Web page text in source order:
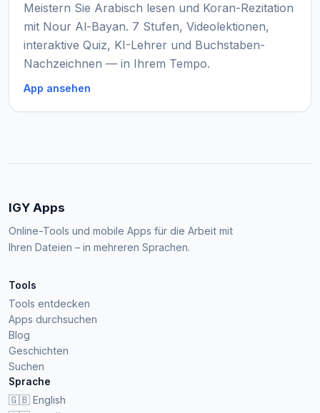
Meistern Sie Arabisch lesen und Koran-Rezitation
mit Nour Al-Bayan. 7 Stufen, Videolektionen,
interaktive Quiz, KI-Lehrer und Buchstaben-
Nachzeichnen — in Ihrem Tempo.
App ansehen
IGY Apps
Online-Tools und mobile Apps für die Arbeit mit
Ihren Dateien – in mehreren Sprachen.
Tools
Tools entdecken
Apps durchsuchen
Blog
Geschichten
Suchen
Sprache
🇬🇧 English